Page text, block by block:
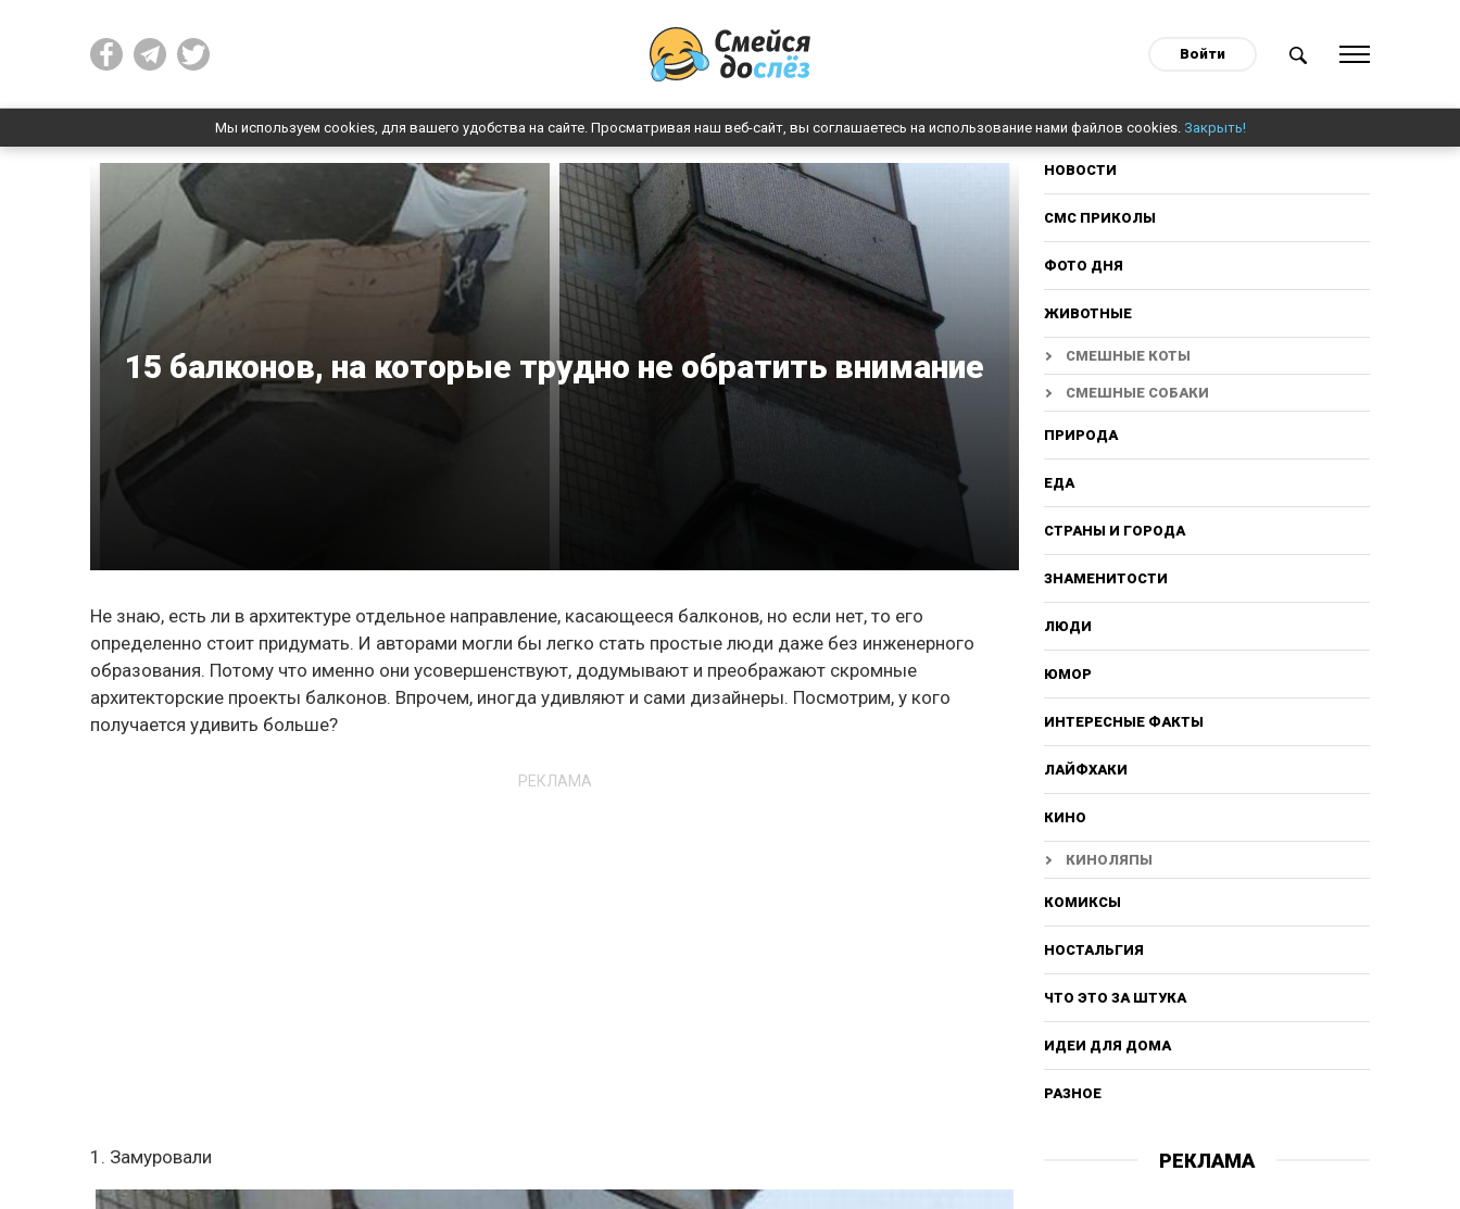
Войти
Мы используем cookies, для вашего удобства на сайте. Просматривая наш веб-сайт, вы соглашаетесь на использование нами файлов cookies. Закрыть!
15 балконов, на которые трудно не обратить внимание
Не знаю, есть ли в архитектуре отдельное направление, касающееся балконов, но если нет, то его
определенно стоит придумать. И авторами могли бы легко стать простые люди даже без инженерного
образования. Потому что именно они усовершенствуют, додумывают и преображают скромные
архитекторские проекты балконов. Впрочем, иногда удивляют и сами дизайнеры. Посмотрим, у кого
получается удивить больше?
РЕКЛАМА
1. Замуровали
НОВОСТИ
СМС ПРИКОЛЫ
ФОТО ДНЯ
ЖИВОТНЫЕ
СМЕШНЫЕ КОТЫ
СМЕШНЫЕ СОБАКИ
ПРИРОДА
ЕДА
СТРАНЫ И ГОРОДА
ЗНАМЕНИТОСТИ
ЛЮДИ
ЮМОР
ИНТЕРЕСНЫЕ ФАКТЫ
ЛАЙФХАКИ
КИНО
КИНОЛЯПЫ
КОМИКСЫ
НОСТАЛЬГИЯ
ЧТО ЭТО ЗА ШТУКА
ИДЕИ ДЛЯ ДОМА
РАЗНОЕ
РЕКЛАМА